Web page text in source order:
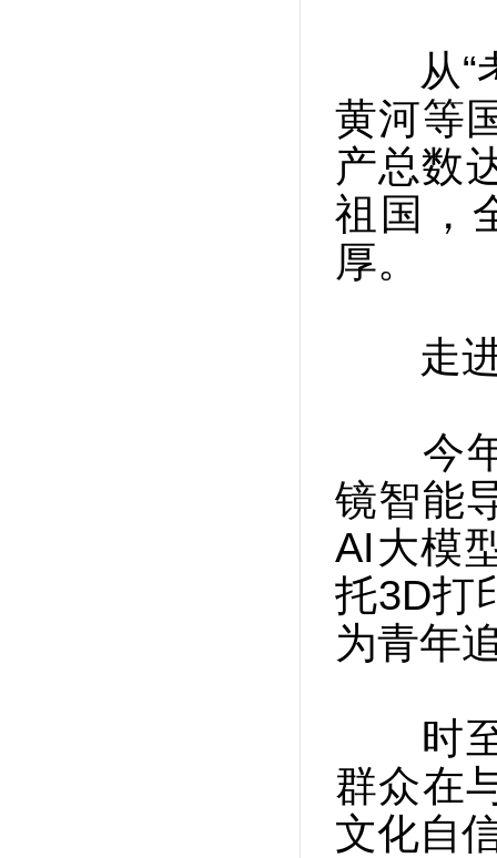
从“考
黄河等
产总数
祖国，
厚。
走进
今年
镜智能
AI大模
托3D打
为青年
时至
群众在
文化自